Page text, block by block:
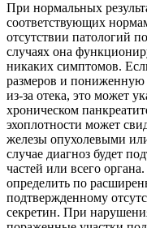
При нормальных
соответствующих
отсутствии патологий
случаях она
никаких симптомов.
размеров и пониженную
из-за отека, это может
хроническом
эхоплотности может
железы опухолевыми
случае диагноз будет
частей или всего
определить по
подтвержденному
секретин. При